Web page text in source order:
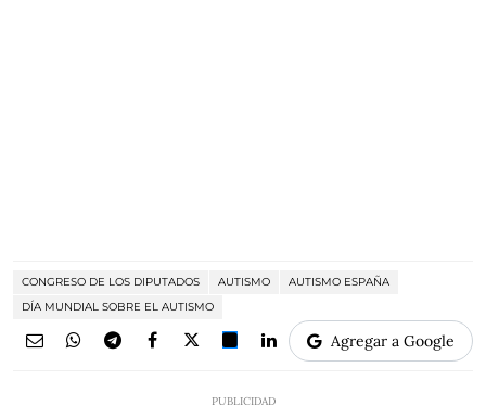
CONGRESO DE LOS DIPUTADOS AUTISMO
AUTISMO ESPAÑA
DÍA MUNDIAL SOBRE EL AUTISMO
Agregar a Google